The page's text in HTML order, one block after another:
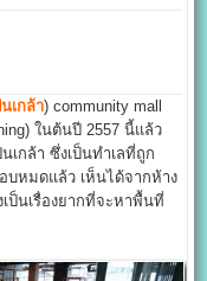
เกล้า) community mall
ในต้นปี 2557 นี้แล้ว
เกล้า ซึ่งเป็นทำเลที่ถูก
บหมดแล้ว เห็นได้จากห้าง
ป็นเรื่องยากที่จะหาพื้นที่